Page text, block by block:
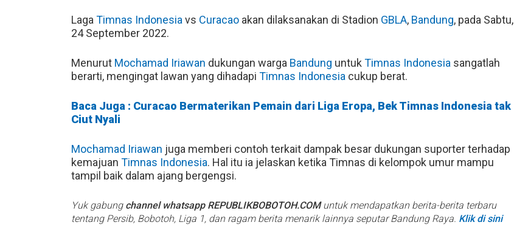
Laga Timnas Indonesia vs Curacao akan dilaksanakan di Stadion GBLA, Bandung, pada Sabtu,
24 September 2022.
Menurut Mochamad Iriawan dukungan warga Bandung untuk Timnas Indonesia sangatlah
berarti, mengingat lawan yang dihadapi Timnas Indonesia cukup berat.
Baca Juga : Curacao Bermaterikan Pemain dari Liga Eropa, Bek Timnas Indonesia tak
Ciut Nyali
Mochamad Iriawan juga memberi contoh terkait dampak besar dukungan suporter terhadap
kemajuan Timnas Indonesia. Hal itu ia jelaskan ketika Timnas di kelompok umur mampu
tampil baik dalam ajang bergengsi.
Yuk gabung channel whatsapp REPUBLIKBOBOTOH.COMuntuk mendapatkan berita-berita terbaru
tentang Persib, Bobotoh, Liga 1, dan ragam berita menarik lainnya seputar Bandung Raya. Klik di sini